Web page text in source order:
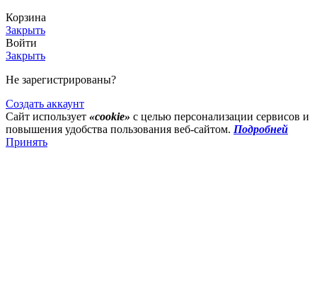
Корзина
Закрыть
Войти
Закрыть
Не зарегистрированы?
Создать аккаунт
Сайт использует «cookie» с целью персонализации сервисов и
повышения удобства пользования веб-сайтом. Подробней
Принять